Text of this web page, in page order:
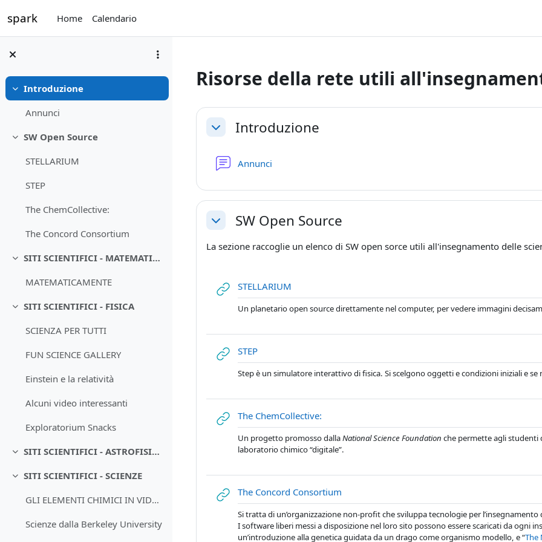
spark Home Calendario
Minimizza
Introduzione
Annunci
Minimizza
SW Open Source
STELLARIUM
STEP
The ChemCollective:
The Concord Consortium
Minimizza
SITI SCIENTIFICI - MATEMATICA
MATEMATICAMENTE
Minimizza
SITI SCIENTIFICI - FISICA
SCIENZA PER TUTTI
FUN SCIENCE GALLERY
Einstein e la relatività
Alcuni video interessanti
Exploratorium Snacks
Minimizza SITI SCIENTIFICI - ASTROFISICA
Minimizza
SITI SCIENTIFICI - SCIENZE
GLI ELEMENTI CHIMICI IN VIDEO
Scienze dalla Berkeley University
Risorse della rete utili
Schema della sezione
MinimizzaIntroduzione
Annunci
MinimizzaSW Open Source
La sezione raccoglie un elenco di SW open sorce utili all'insegnamento delle
STELLARIUM
Un planetario open source direttamente nel computer, per vedere immagini
STEPURL
Step è un simulatore interattivo di fisica. Si scelgono oggetti e condizioni iniziali e
The ChemCollective:
Un progetto promosso dallaNational Science Foundation che permette agli studenti
laboratorio chimico “digitale”.
The Concord Consortium
Si tratta di un’organizzazione non-profit che sviluppa tecnologie per
I software liberi messi a disposizione nel loro sito possono essere scaricati da ogni
un’introduzione alla genetica guidata da un drago come organismo modello, e “The